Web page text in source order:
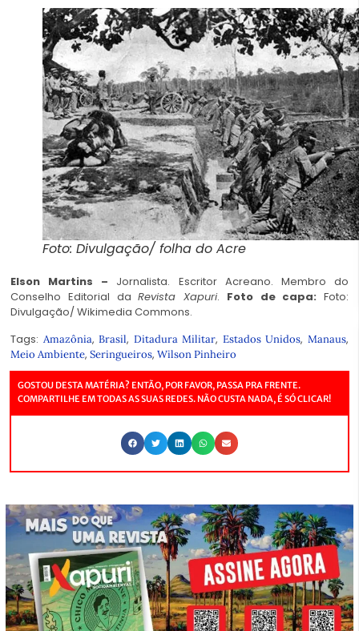
Foto: Divulgação/ folha do Acre
Elson Martins – Jornalista. Escritor Acreano. Membro do
Conselho Editorial daRevista Xapuri. Foto de capa: Foto:
Divulgação/ Wikimedia Commons.
Tags: Amazônia,Brasil, Ditadura Militar, Estados Unidos,Manaus,
Meio Ambiente, Seringueiros, Wilson Pinheiro
GOSTOU DESTA MATÉRIA? ENTÃO, POR FAVOR, PASSA PRA FRENTE.
COMPARTILHE EM TODAS AS SUAS REDES. NÃO CUSTA NADA, É SÓ CLICAR!